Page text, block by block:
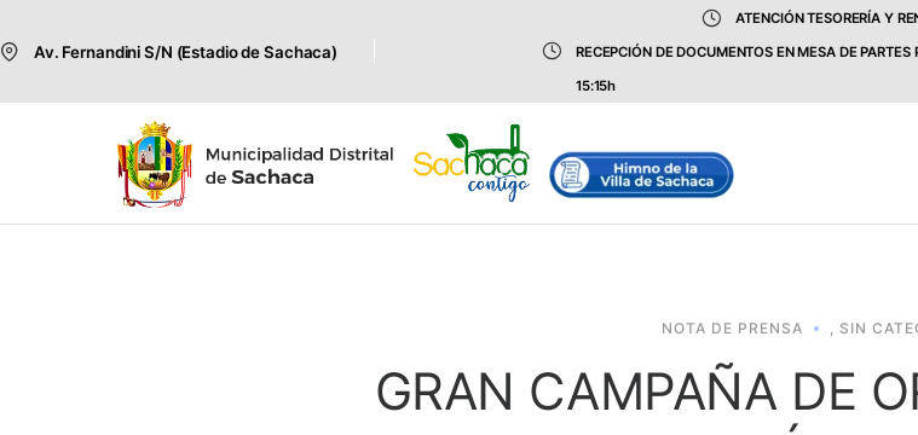
Av. Fernandini S/N (Estadio de Sachaca)
ATENCIÓN TESORERÍA Y
RECEPCIÓN DE DOCUMENTOS EN MESA DE
15:15h
NOTA DE PRENSA SIN
GRAN CAMPAÑA DE